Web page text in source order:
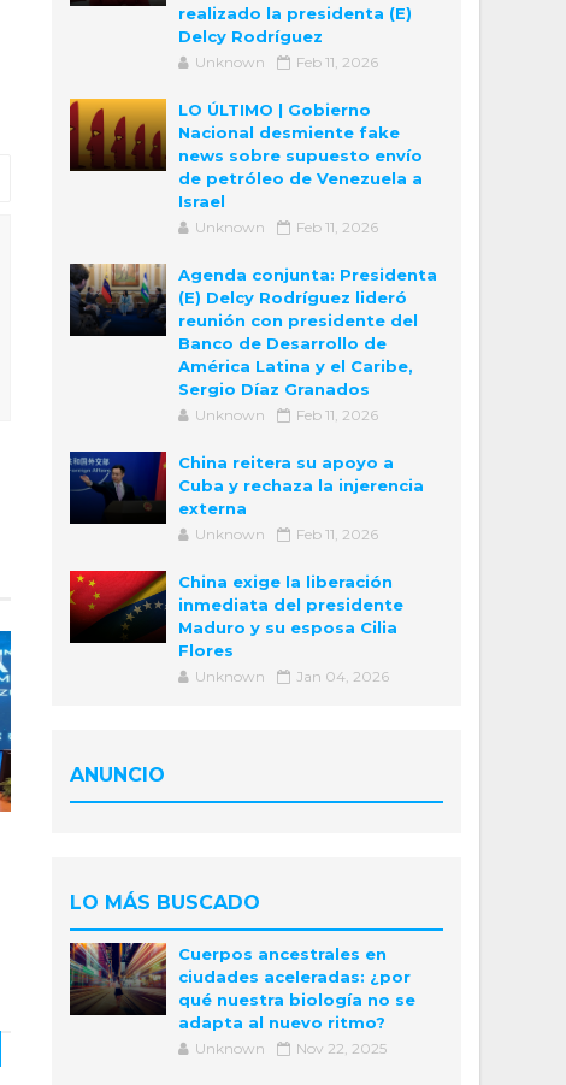
realizado la presidenta (E)
Delcy Rodríguez
Unknown Feb 11, 2026
LO ÚLTIMO | Gobierno
Nacional desmiente fake
news sobre supuesto envío
de petróleo de Venezuela a
Israel
Unknown Feb 11, 2026
Agenda conjunta: Presidenta
(E) Delcy Rodríguez lideró
reunión con presidente del
Banco de Desarrollo de
América Latina y el Caribe,
Sergio Díaz Granados
Unknown Feb 11, 2026
China reitera su apoyo a
Cuba y rechaza la injerencia
externa
Unknown Feb 11, 2026
China exige la liberación
inmediata del presidente
Maduro y su esposa Cilia
Flores
Unknown Jan 04, 2026
ANUNCIO
LO MÁS BUSCADO
Cuerpos ancestrales en
ciudades aceleradas: ¿por
qué nuestra biología no se
adapta al nuevo ritmo?
Unknown Nov 22, 2025